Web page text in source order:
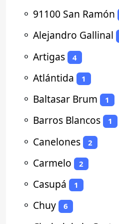
⚬ 91100 San Ramón
⚬ Alejandro Gallinal
⚬ Artigas 4
⚬ Atlántida 1
⚬ Baltasar Brum 1
⚬ Barros Blancos 1
⚬ Canelones 2
⚬ Carmelo 2
⚬ Casupá 1
⚬ Chuy 6